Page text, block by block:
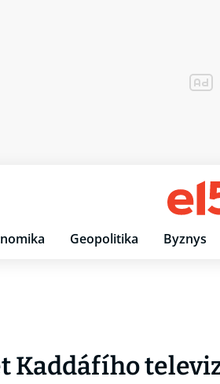
Geopolitika Byznys
Kaddáfího